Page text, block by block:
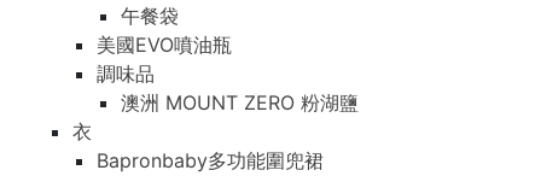
午餐袋
美國EVO噴油瓶
調味品
澳洲 MOUNT ZERO 粉湖鹽
衣
Bapronbaby多功能圍兜裙